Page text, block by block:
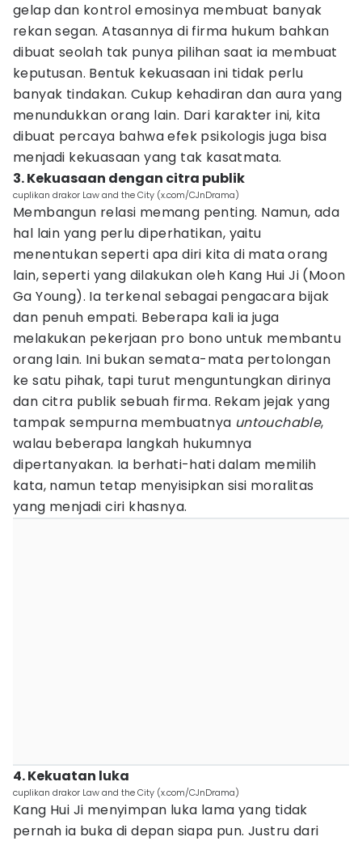
gelap dan kontrol emosinya membuat banyak
rekan segan. Atasannya di firma hukum bahkan
dibuat seolah tak punya pilihan saat ia membuat
keputusan. Bentuk kekuasaan ini tidak perlu
banyak tindakan. Cukup kehadiran dan aura yang
menundukkan orang lain. Dari karakter ini, kita
dibuat percaya bahwa efek psikologis juga bisa
menjadi kekuasaan yang tak kasatmata.
3. Kekuasaan dengan citra publik
cuplikan drakor Law and the City (x.com/CJnDrama)
Membangun relasi memang penting. Namun, ada
hal lain yang perlu diperhatikan, yaitu
menentukan seperti apa diri kita di mata orang
lain, seperti yang dilakukan oleh Kang Hui Ji (Moon
Ga Young). Ia terkenal sebagai pengacara bijak
dan penuh empati. Beberapa kali ia juga
melakukan pekerjaan pro bono untuk membantu
orang lain. Ini bukan semata-mata pertolongan
ke satu pihak, tapi turut menguntungkan dirinya
dan citra publik sebuah firma. Rekam jejak yang
tampak sempurna membuatnya untouchable,
walau beberapa langkah hukumnya
dipertanyakan. Ia berhati-hati dalam memilih
kata, namun tetap menyisipkan sisi moralitas
yang menjadi ciri khasnya.
4. Kekuatan luka
cuplikan drakor Law and the City (x.com/CJnDrama)
Kang Hui Ji menyimpan luka lama yang tidak
pernah ia buka di depan siapa pun. Justru dari